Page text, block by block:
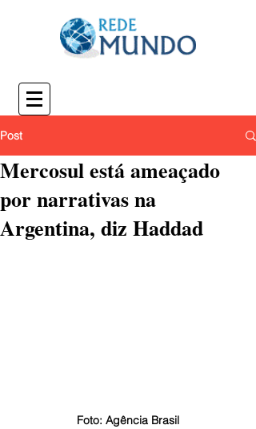
Post
Mercosul está ameaçado
por narrativas na
Argentina, diz Haddad
Foto: Agência Brasil